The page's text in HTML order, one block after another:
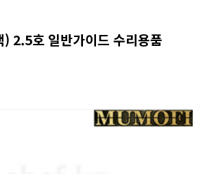
2.5호 일반가이드 수리용품